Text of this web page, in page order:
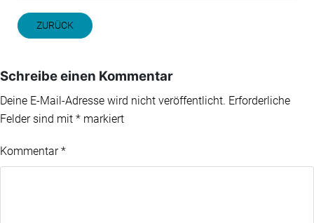
ZURÜCK
Schreibe einen Kommentar
Deine E-Mail-Adresse wird nicht veröffentlicht. Erforderliche
Felder sind mit * markiert
Kommentar*